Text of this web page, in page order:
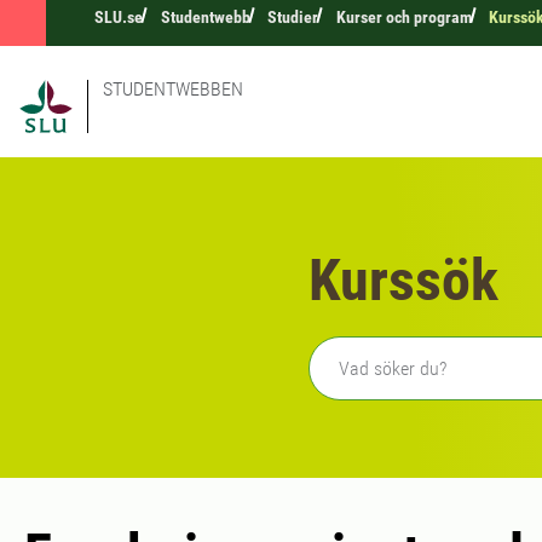
SLU.se Studentwebb Studier Kurser och program
STUDENTWEBBEN
Kurssök
Fritext sökning